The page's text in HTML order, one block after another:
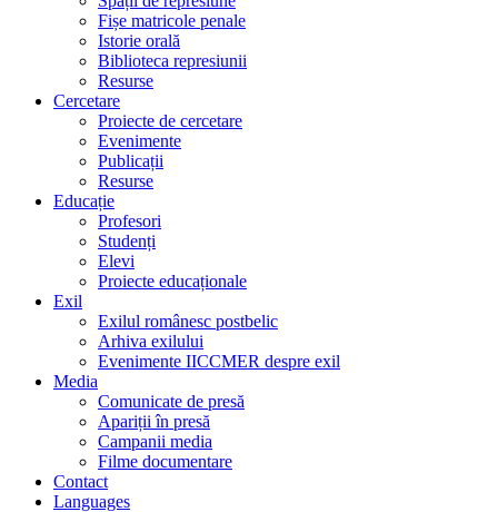
Fișe matricole penale
Istorie orală
Biblioteca represiunii
Resurse
Cercetare
Proiecte de cercetare
Evenimente
Publicații
Resurse
Educație
Profesori
Studenți
Elevi
Proiecte educaționale
Exil
Exilul românesc postbelic
Arhiva exilului
Evenimente IICCMER despre exil
Media
Comunicate de presă
Apariții în presă
Campanii media
Filme documentare
Contact
Languages